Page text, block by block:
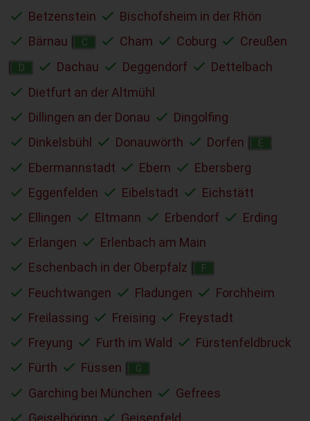
Betzenstein
Bischofsheim in der Rhön
Bärnau
C Cham Coburg Creußen
D Dachau Deggendorf
Dettelbach
Dietfurt an der Altmühl
Dillingen an der Donau
Dingolfing
Dinkelsbühl
Donauwörth Dorfen E
Ebermannstadt Ebern
Ebersberg
Eggenfelden
Eibelstadt
Eichstätt
Ellingen
Eltmann Erbendorf
Erding
Erlangen
Erlenbach am Main
Eschenbach in der Oberpfalz
F
Feuchtwangen Fladungen
Forchheim
Freilassing
Freising
Freystadt
Freyung
Furth im Wald
Fürstenfeldbruck
Fürth
Füssen G
Garching bei München
Gefrees
Geiselhöring
Geisenfeld